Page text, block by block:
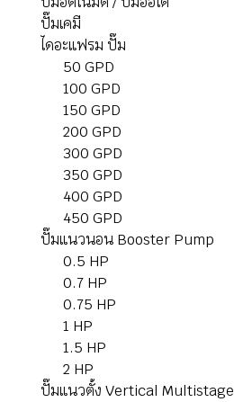
ปั๊มเคมี
ไดอะแฟรม ปั๊ม
50 GPD
100 GPD
150 GPD
200 GPD
300 GPD
350 GPD
400 GPD
450 GPD
ปั๊มแนวนอน Booster Pump
0.5 HP
0.7 HP
0.75 HP
1 HP
1.5 HP
2 HP
ปั๊มแนวตั้ง Vertical Multistage